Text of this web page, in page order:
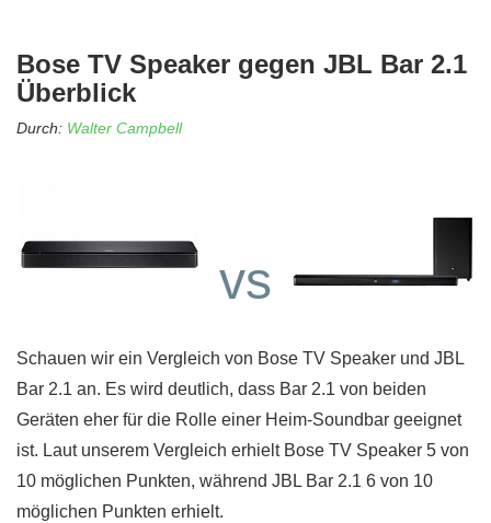
Bose TV Speaker gegen JBL Bar 2.1
Überblick
Durch: Walter Campbell
vs
Schauen wir ein Vergleich von Bose TV Speaker und JBL
Bar 2.1 an. Es wird deutlich, dass Bar 2.1 von beiden
Geräten eher für die Rolle einer Heim-Soundbar geeignet
ist. Laut unserem Vergleich erhielt Bose TV Speaker 5 von
10 möglichen Punkten, während JBL Bar 2.1 6 von 10
möglichen Punkten erhielt.